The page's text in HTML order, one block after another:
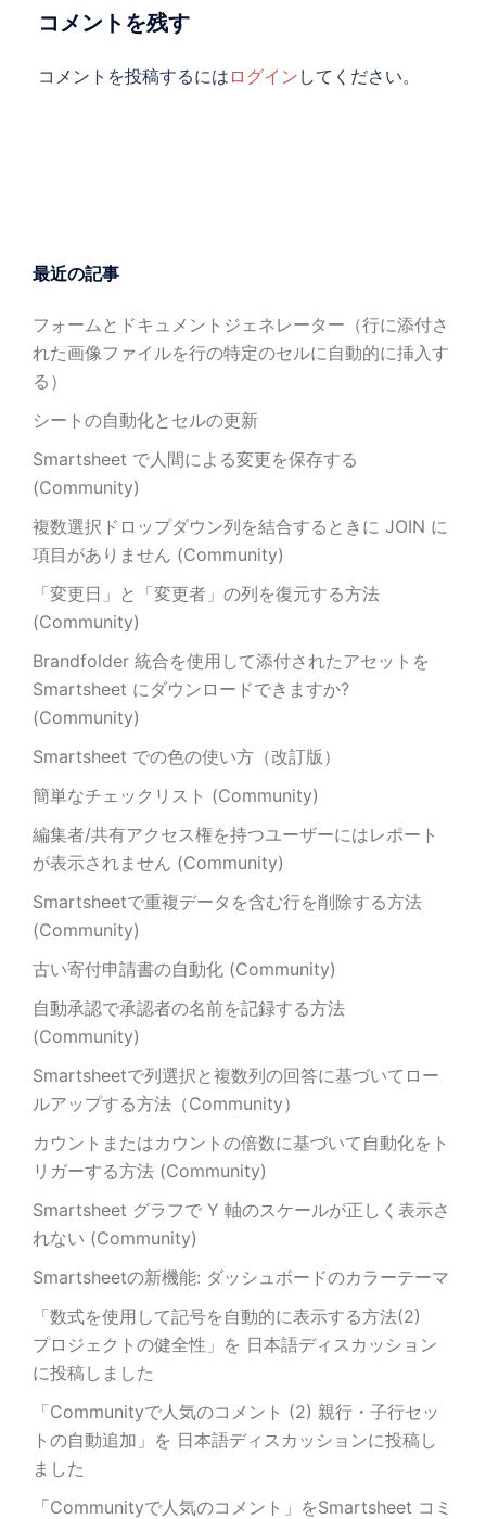
ンコメントを残す
コメントを投稿するには ログイン してください。
最近の記事
フォームとドキュメントジェネレーター（行に添付さ
れた画像ファイルを行の特定のセルに自動的に挿入す
る）
シートの自動化とセルの更新
Smartsheet で人間による変更を保存する
(Community)
複数選択ドロップダウン列を結合するときに JOIN に
項目がありません (Community)
「変更日」と「変更者」の列を復元する方法
(Community)
Brandfolder 統合を使用して添付されたアセットを
Smartsheet にダウンロードできますか?
(Community)
Smartsheet での色の使い方（改訂版）
簡単なチェックリスト (Community)
編集者/共有アクセス権を持つユーザーにはレポート
が表示されません (Community)
Smartsheetで重複データを含む行を削除する方法
(Community)
古い寄付申請書の自動化 (Community)
自動承認で承認者の名前を記録する方法
(Community)
Smartsheetで列選択と複数列の回答に基づいてロー
ルアップする方法（Community）
カウントまたはカウントの倍数に基づいて自動化をト
リガーする方法 (Community)
Smartsheet グラフで Y 軸のスケールが正しく表示さ
れない (Community)
Smartsheetの新機能: ダッシュボードのカラーテーマ
「数式を使用して記号を自動的に表示する方法(2)
プロジェクトの健全性」を 日本語ディスカッション
に投稿しました
「Communityで人気のコメント (2) 親行・子行セッ
トの自動追加」を 日本語ディスカッションに投稿し
ました
「Communityで人気のコメント」をSmartsheet コミ